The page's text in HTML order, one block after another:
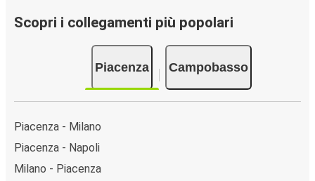
Scopri i collegamenti più popolari
Piacenza Campobasso
Piacenza - Milano
Piacenza - Napoli
Milano - Piacenza